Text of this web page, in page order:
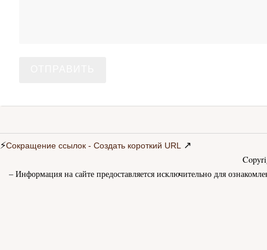
⚡Сокращение ссылок - Создать короткий URL ↗
– Информация на сайте предоставляется исключительно для